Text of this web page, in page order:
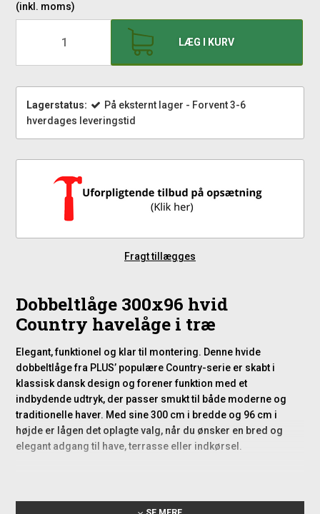
(inkl. moms)
LÆG I KURV
Lagerstatus:
På eksternt lager - Forvent 3-6
hverdages leveringstid
Fragt tillægges
Dobbeltlåge 300x96 hvid
Country havelåge i træ
Elegant, funktionel og klar til montering. Denne hvide
dobbeltlåge fra PLUS’ populære Country-serie er skabt i
klassisk dansk design og forener funktion med et
indbydende udtryk, der passer smukt til både moderne og
traditionelle haver. Med sine 300 cm i bredde og 96 cm i
højde er lågen det oplagte valg, når du ønsker en bred og
elegant adgang til have, terrasse eller indkørsel.